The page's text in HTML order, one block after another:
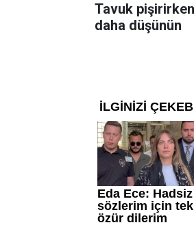
Tavuk
daha düşünün